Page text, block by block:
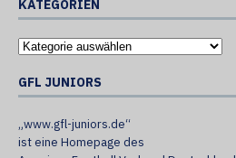
KATEGORIEN
GFL JUNIORS
„www.gfl-juniors.de“
ist eine Homepage des